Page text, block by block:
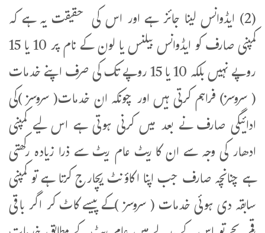
(2) ایڈوانس لینا جائز ہے اور اس کی حقیقت یہ ہے کہ
کمپنی صارف کو ایڈوانس بیلنس یا لون کے نام پر 10 یا 15
روپے نہیں بلکہ 10 یا 15 روپے تک کی صرف اپنے خدمات
( سروسز) فراہم کرتی ہیں اور چونکہ ان خدمات( سروسز )کی
ادائیگی صارف نے بعد میں کرنی ہوتی ہے اس لیے کمپنی
ادھار کی وجہ سے ان کا ریٹ عام ریٹ سے ذرا زیادہ رکھتی
ہے چنانچہ صارف جب اپنا اکاؤنٹ ریچارج کرتا ہے تو کمپنی
سابقہ دی ہوئی خدمات ( سروسز )کے پیسے کاٹ کر اگر باقی